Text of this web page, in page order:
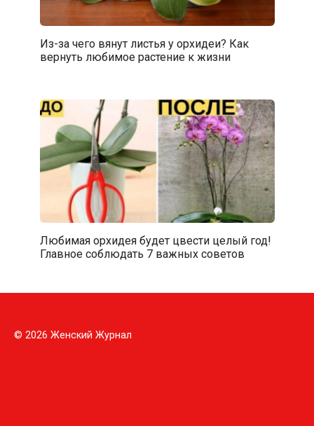
Из-за чего вянут листья у орхидеи? Как
вернуть любимое растение к жизни
Любимая орхидея будет цвести целый год!
Главное соблюдать 7 важных советов
© 2026 Женский Журнал